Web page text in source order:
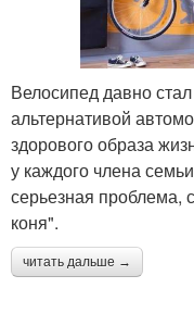
Велосипед давно
альтернативой
здорового образа
у каждого члена
серьезная проблема,
коня".
читать дальше →